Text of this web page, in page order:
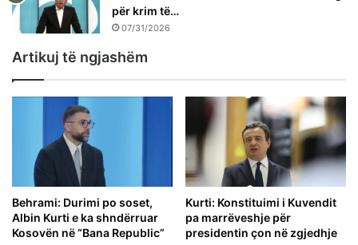
për krim të…
07/31/2026
Artikuj të ngjashëm
Behrami: Durimi po soset,
Albin Kurti e ka shndërruar
Kosovën në “Bana Republic”
Kurti: Konstituimi i Kuvendit
pa marrëveshje për
presidentin çon në zgjedhje